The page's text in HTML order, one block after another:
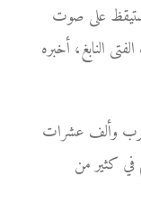
على صوت
النابغ، أخبره
وألف عشرات
في كثير من